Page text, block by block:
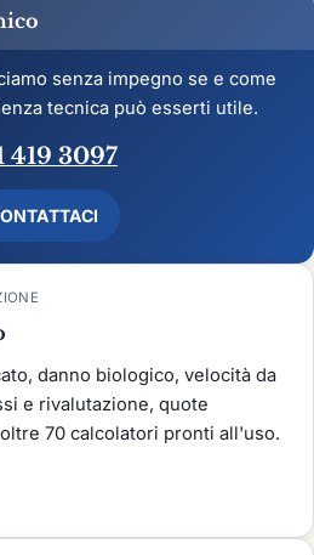
senza impegno se e come
tecnica può esserti utile.
419 3097
danno biologico, velocità da
e rivalutazione, quote
70 calcolatori pronti all'uso.